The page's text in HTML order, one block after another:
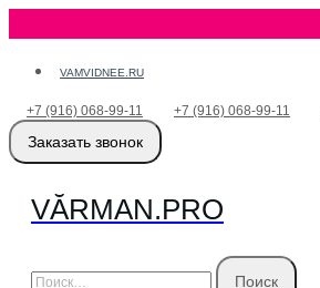
Перейти
содержимому
VAMVIDNEE.RU
+7 (916) 068-99-11 +7 (916) 068-99-11
Заказать звонок
VӐRMAN.PRO
Найти: